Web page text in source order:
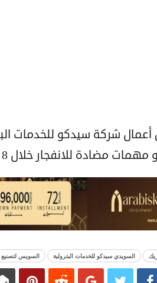
شركة سيدكو للخدمات
للانفجار خلال 8 شهور من تاريخ بدء الأعمال.
السويدي سيدكو للخدمات البترولية السويس لتصنيع